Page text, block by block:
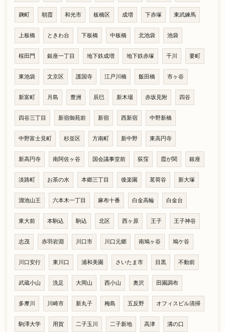
麹町 朝霞 和光市 板橋区 成増 下赤塚 東武練馬
上板橋 ときわ台 下板橋 中板橋 北池袋 池袋
桜田門 銀座一丁目 地下鉄成増 地下鉄赤塚 千川 要町
東池袋 文京区 護国寺 江戸川橋 飯田橋 市ヶ谷
新富町 月島 豊洲 辰巳 新木場 赤坂見附 四谷
四谷三丁目 新宿御苑前 新宿 西新宿 中野新橋
中野富士見町 杉並区 方南町 新中野 東高円寺
新高円寺 南阿佐ヶ谷 国会議事堂前 荻窪 霞が関 銀座
淡路町 お茶の水 本郷三丁目 後楽園 茗荷谷 新大塚
溜池山王 六本木一丁目 麻布十番 白金高輪 白金台
東大前 本駒込 駒込 北区 西ヶ原 王子 王子神谷
志茂 赤羽岩淵 川口市 川口元郷 南鳩ヶ谷 鳩ケ谷
川口安行 東川口 浦和美園 さいたま市 目黒 不動前
武蔵小山 洗足 大岡山 西小山 奥沢 田園調布
多摩川 川崎市 新丸子 梅島 五反野 オフィスビル清掃
駒澤大学 用賀 二子玉川 二子新地 高津 溝の口